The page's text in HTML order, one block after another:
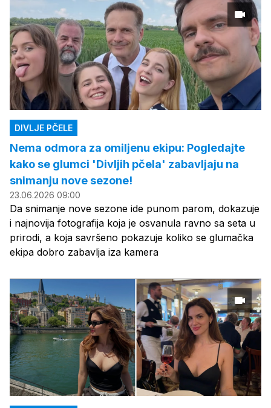
DIVLJE PČELE
Nema odmora za omiljenu ekipu: Pogledajte
kako se glumci 'Divljih pčela' zabavljaju na
snimanju nove sezone!
23.06.2026 09:00
Da snimanje nove sezone ide punom parom, dokazuje
i najnovija fotografija koja je osvanula ravno sa seta u
prirodi, a koja savršeno pokazuje koliko se glumačka
ekipa dobro zabavlja iza kamera